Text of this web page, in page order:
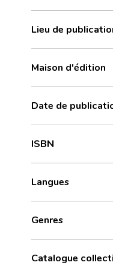
Lieu de
Maison d'édition
Date de
ISBN
Langues
Genres
Catalogue